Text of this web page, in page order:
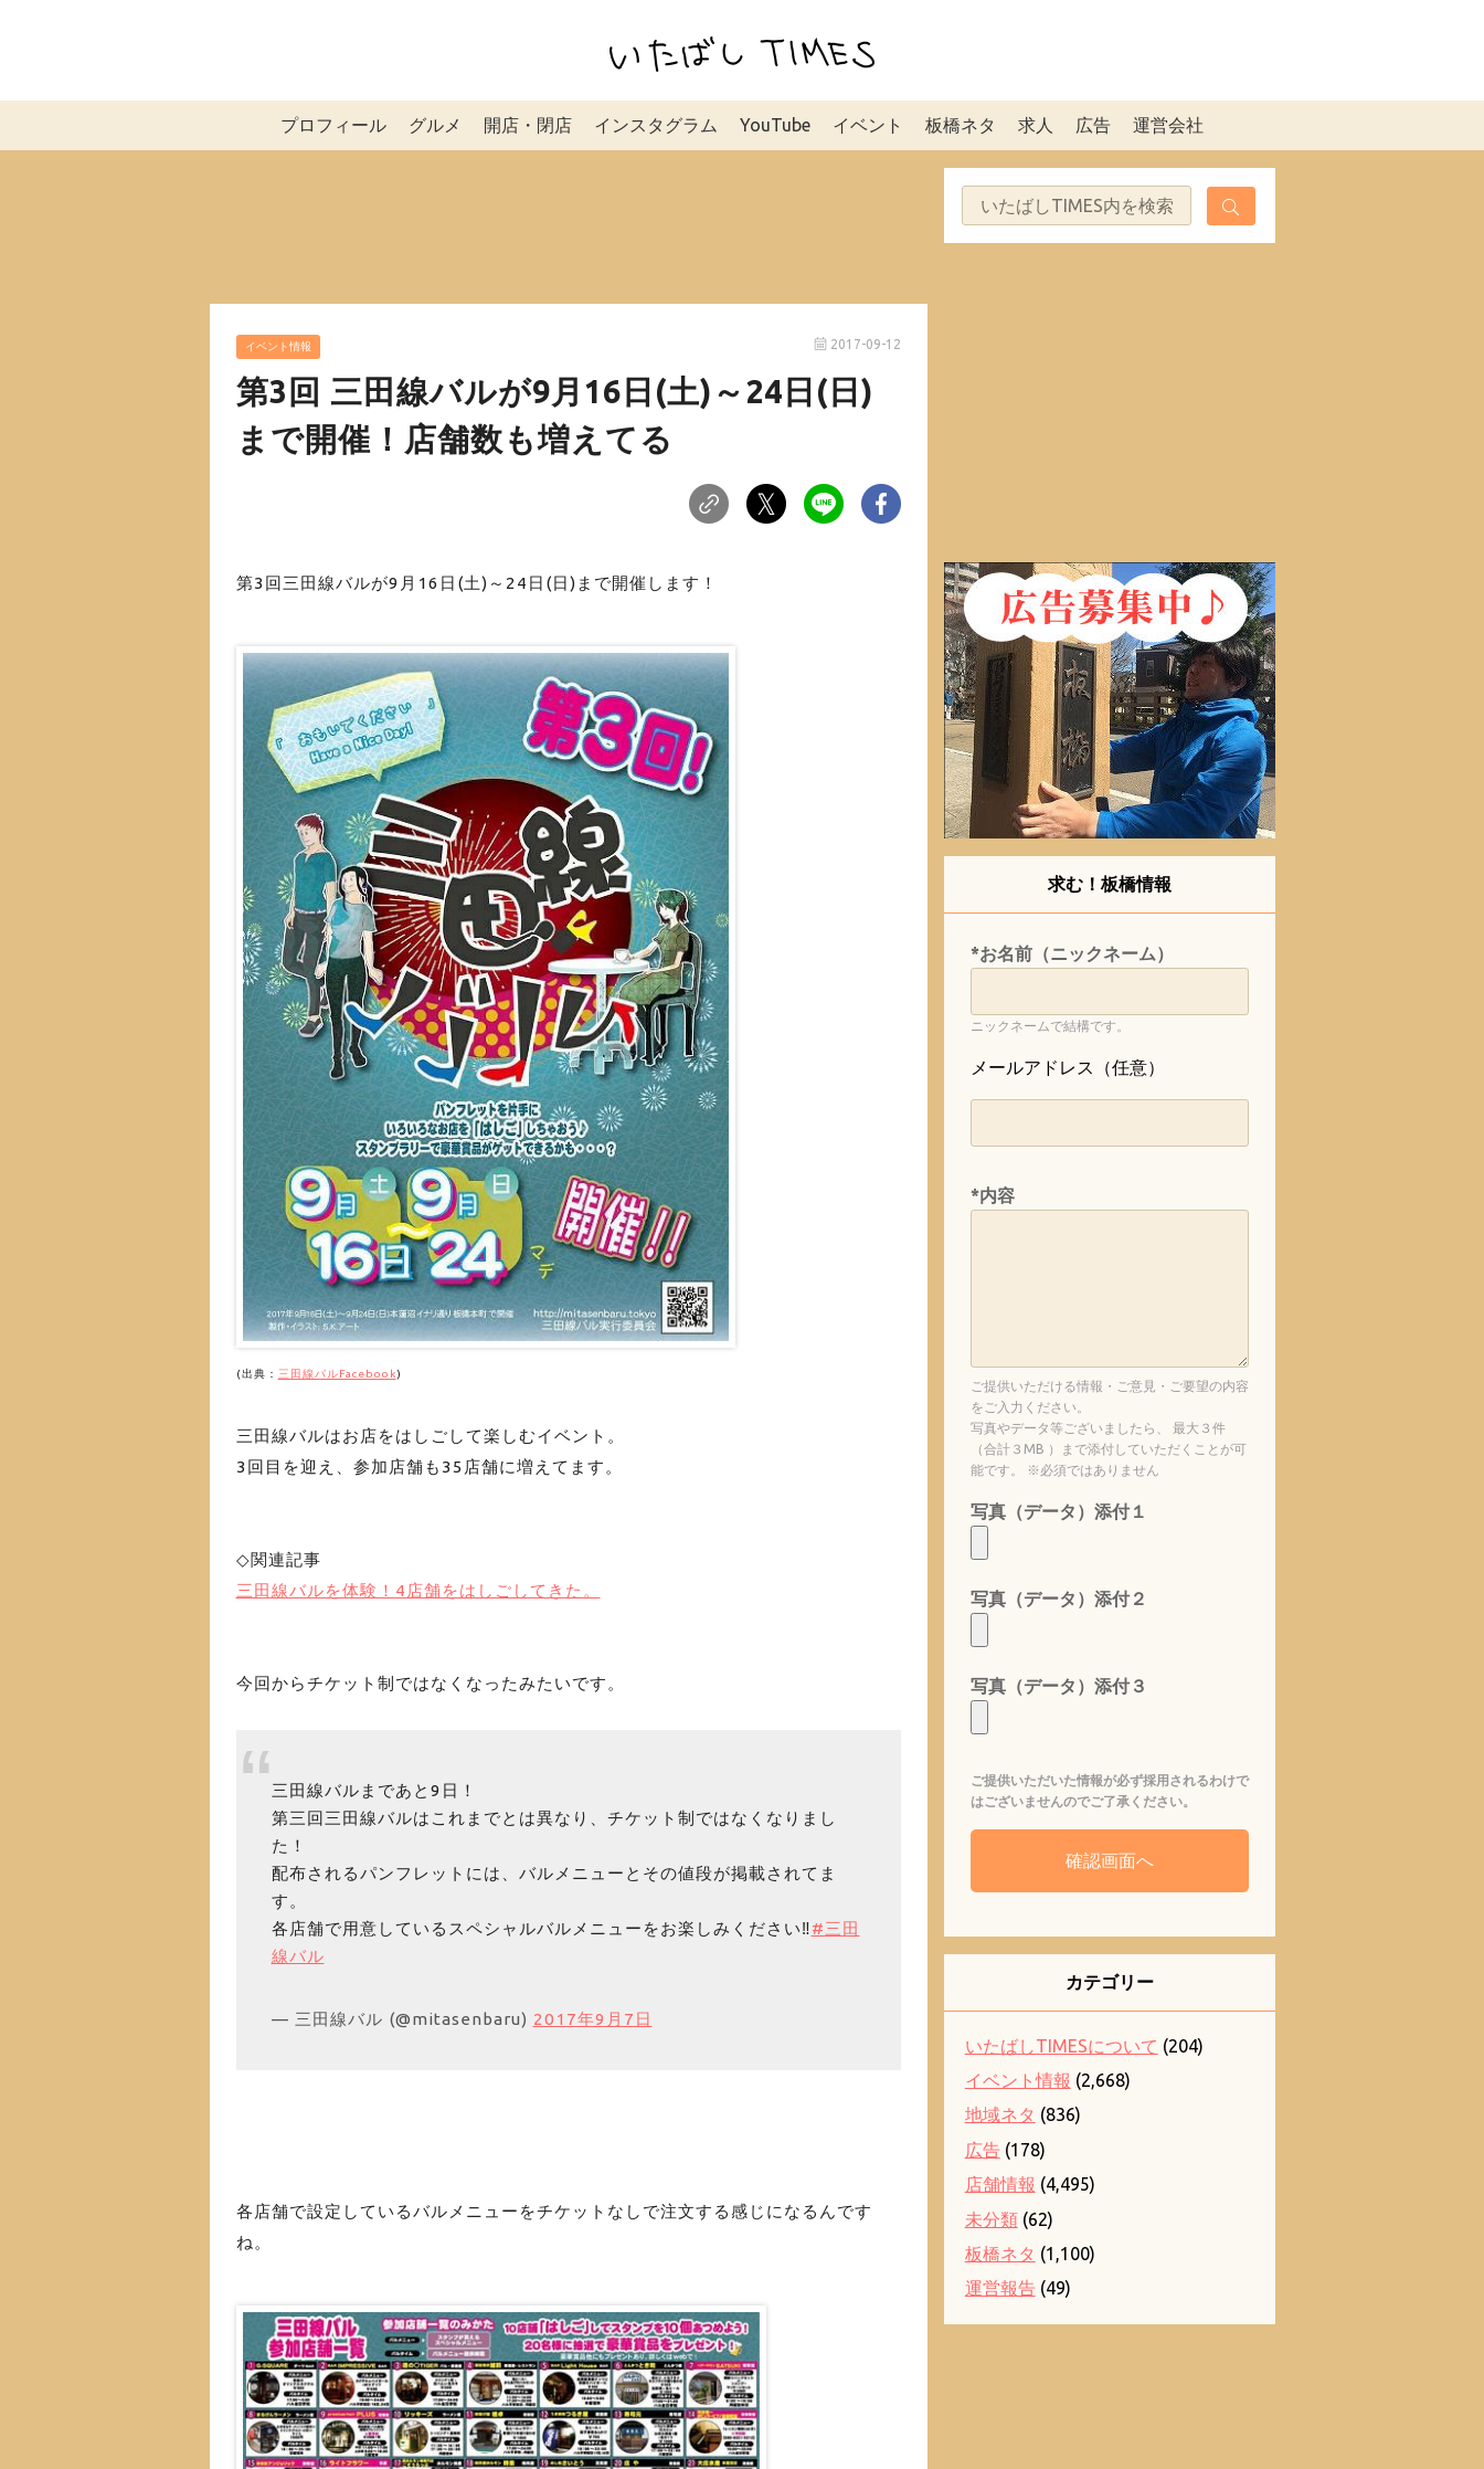
プロフィール グルメ 開店・閉店 インスタグラム YouTube イベント 板橋ネタ 求人 広告 運営会社
イベント情報 2017-09-12
第3回 三田線バルが9月16日(土)～24日(日)
まで開催！店舗数も増えてる
第3回三田線バルが9月16日(土)～24日(日)まで開催します！
(出典： 三田線バルFacebook)
三田線バルはお店をはしごして楽しむイベント。
3回目を迎え、参加店舗も35店舗に増えてます。
◇関連記事
三田線バルを体験！4店舗をはしごしてきた。
今回からチケット制ではなくなったみたいです。
三田線バルまであと9日！
第三回三田線バルはこれまでとは異なり、チケット制ではなくなりまし
た！
配布されるパンフレットには、バルメニューとその値段が掲載されてま
す。
各店舗で用意しているスペシャルバルメニューをお楽しみください‼︎#三田
線バル
— 三田線バル (@mitasenbaru) 2017年9月7日
各店舗で設定しているバルメニューをチケットなしで注文する感じになるんです
ね。
求む！板橋情報
*お名前（ニックネーム）
ニックネームで結構です。
メールアドレス（任意）
*内容
ご提供いただける情報・ご意見・ご要望の内容
をご入力ください。
写真やデータ等ございましたら、 最大３件
（合計３MB ）まで添付していただくことが可
能です。 ※必須ではありません
写真（データ）添付１
写真（データ）添付２
写真（データ）添付３
ご提供いただいた情報が必ず採用されるわけで
はございませんのでご了承ください。
カテゴリー
いたばしTIMESについて (204)
イベント情報 (2,668)
地域ネタ (836)
広告(178)
店舗情報 (4,495)
未分類(62)
板橋ネタ (1,100)
運営報告(49)